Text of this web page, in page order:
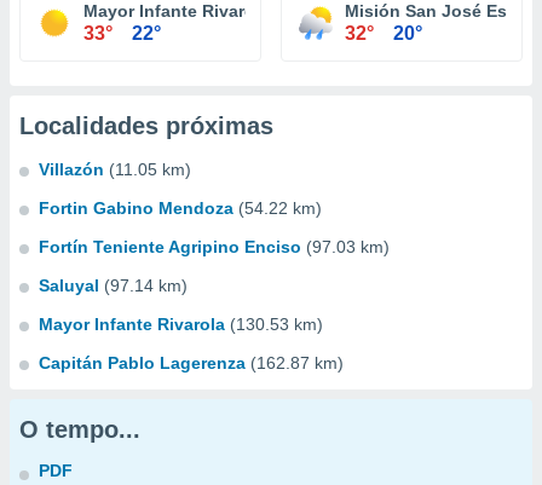
Mayor Infante Rivarola
33° 22°
Misión San José Estero
32° 20°
Localidades próximas
Villazón (11.05 km)
Fortin Gabino Mendoza (54.22 km)
Fortín Teniente Agripino Enciso (97.03 km)
Saluyal (97.14 km)
Mayor Infante Rivarola (130.53 km)
Capitán Pablo Lagerenza (162.87 km)
O tempo...
PDF